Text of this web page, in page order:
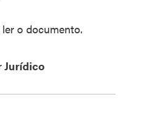
o documento.
Jurídico